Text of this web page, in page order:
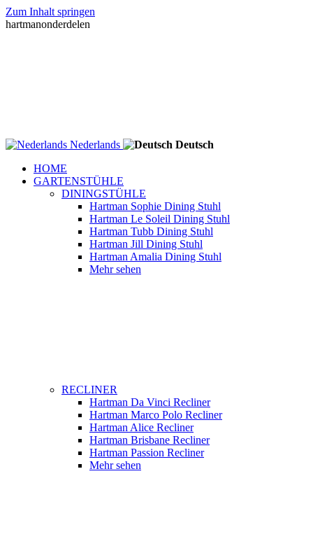
Zum Inhalt springen
hartmanonderdelen
Nederlands
Deutsch
HOME
GARTENSTÜHLE
DININGSTÜHLE
Hartman Sophie Dining Stuhl
Hartman Le Soleil Dining Stuhl
Hartman Tubb Dining Stuhl
Hartman Jill Dining Stuhl
Hartman Amalia Dining Stuhl
Mehr sehen
RECLINER
Hartman Da Vinci Recliner
Hartman Marco Polo Recliner
Hartman Alice Recliner
Hartman Brisbane Recliner
Hartman Passion Recliner
Mehr sehen